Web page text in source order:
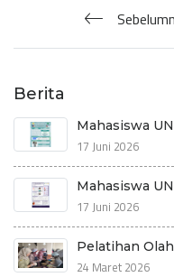
Berita
Mahasiswa
17 Juni 2026
Mahasiswa
17 Juni 2026
Pelatihan
24 Maret 2026